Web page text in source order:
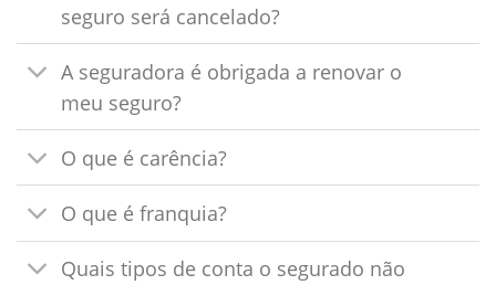
seguro será cancelado?
A seguradora é obrigada a renovar o
meu seguro?
O que é carência?
O que é franquia?
Quais tipos de conta o segurado não